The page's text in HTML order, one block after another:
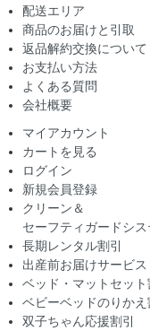
配送エリア
商品のお届けと引取
返品解約交換について
お支払い方法
よくある質問
会社概要
マイアカウント
カートを見る
ログイン
新規会員登録
クリーン＆
セーフティガードシス
長期レンタル割引
出産前お届けサービス
ベッド・マットセット
ベビーベッドのりかえ
双子ちゃん応援割引